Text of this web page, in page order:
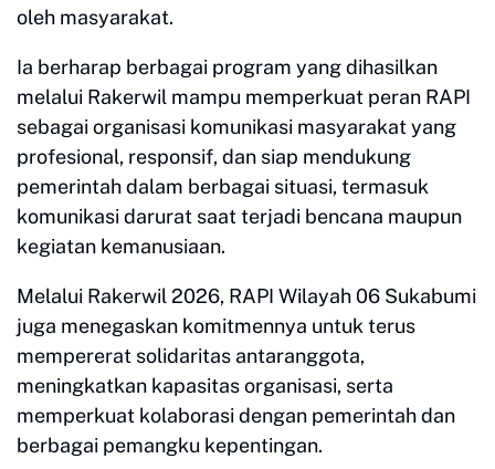
oleh masyarakat.
Ia berharap berbagai program yang dihasilkan
melalui Rakerwil mampu memperkuat peran RAPI
sebagai organisasi komunikasi masyarakat yang
profesional, responsif, dan siap mendukung
pemerintah dalam berbagai situasi, termasuk
komunikasi darurat saat terjadi bencana maupun
kegiatan kemanusiaan.
Melalui Rakerwil 2026, RAPI Wilayah 06 Sukabumi
juga menegaskan komitmennya untuk terus
mempererat solidaritas antaranggota,
meningkatkan kapasitas organisasi, serta
memperkuat kolaborasi dengan pemerintah dan
berbagai pemangku kepentingan.